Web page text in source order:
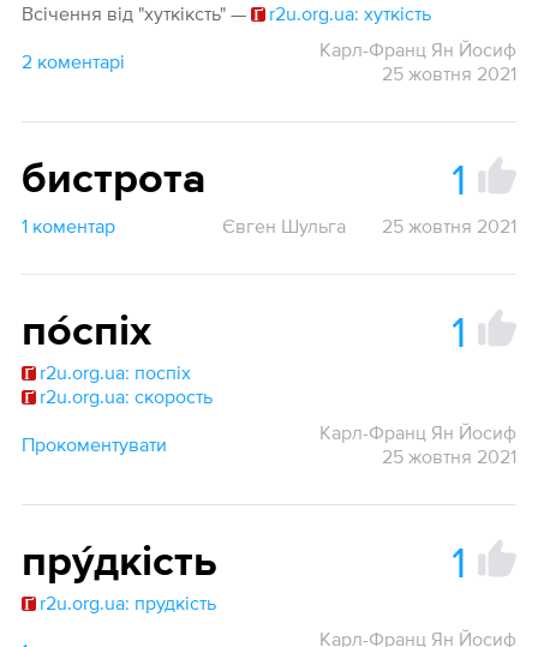
Всічення від "хуткіксть" — r2u.org.ua: хуткість
2 коментарі
Карл-Франц Ян Йосиф
25 жовтня 2021
бистрота 1
1 коментар Євген Шульга 25 жовтня 2021
по́спіх 1
r2u.org.ua: поспіх
r2u.org.ua: скорость
Прокоментувати
Карл-Франц Ян Йосиф
25 жовтня 2021
пру́дкість 1
r2u.org.ua: прудкість
Карл-Франц Ян Йосиф